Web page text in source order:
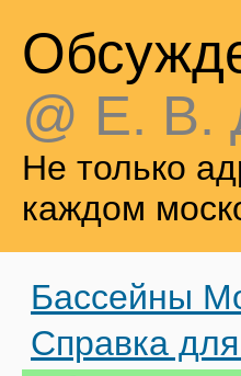
@ Е. В.
Не только
каждом
Бассейны
Справка